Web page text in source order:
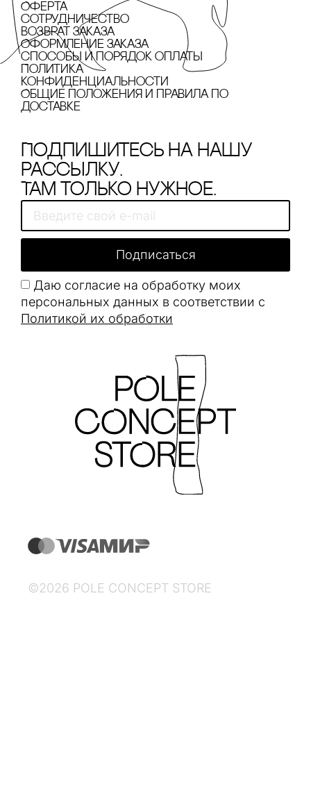
Оферта
сотрудничество
Возврат заказа
Оформление заказа
cпособы и порядок оплаты
Политика
конфиденциальности
Общие положения и правила по
доставке
Подпишитесь на нашу
рассылку.
Там только нужное.
Даю согласие на обработку моих
персональных данных в соответствии с
Политикой их обработки
Подписаться
©2026 POLE CONCEPT STORE